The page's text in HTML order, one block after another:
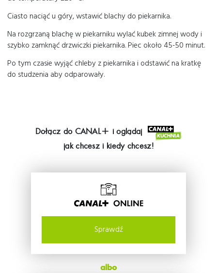
Ciasto naciąć u góry, wstawić blachy do piekarnika.
Na rozgrzaną blachę w piekarniku wylać kubek zimnej wody i
szybko zamknąć drzwiczki piekarnika. Piec około 45-50 minut.
Po tym czasie wyjąć chleby z piekarnika i odstawić na kratkę
do studzenia aby odparowały.
Dołącz do CANAL+ i oglądaj
jak chcesz i kiedy chcesz!
Sprawdź
albo